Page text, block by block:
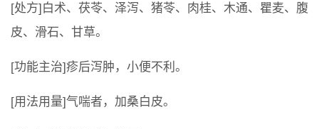
[处方]白术、茯苓、泽泻、猪苓、肉桂、木通、瞿麦、腹
皮、滑石、甘草。
[功能主治]疹后泻肿，小便不利。
[用法用量]气喘者，加桑白皮。